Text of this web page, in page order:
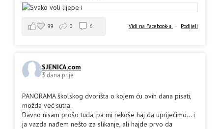
Vidi na Facebook-u · Podijeli
99 0 6
SJENICA.com
3 dana prije
PANORAMA školskog dvorišta o kojem ću ovih dana pisati,
možda već sutra.
Davno nisam prošo tuda, pa mi rekoše haj da upriječimo... i
ja vazda nađem nešto za slikanje, ali hajde prvo da